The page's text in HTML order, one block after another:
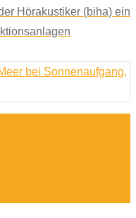
Hörakustiker (biha) ein